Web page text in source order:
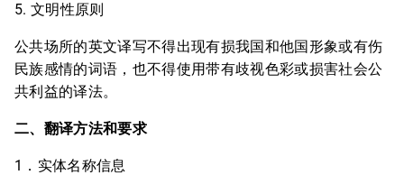
5. 文明性原则
公共场所的英文译写不得出现有损我国和他国形象或有伤
民族感情的词语，也不得使用带有歧视色彩或损害社会公
共利益的译法。
二、翻译方法和要求
1．实体名称信息